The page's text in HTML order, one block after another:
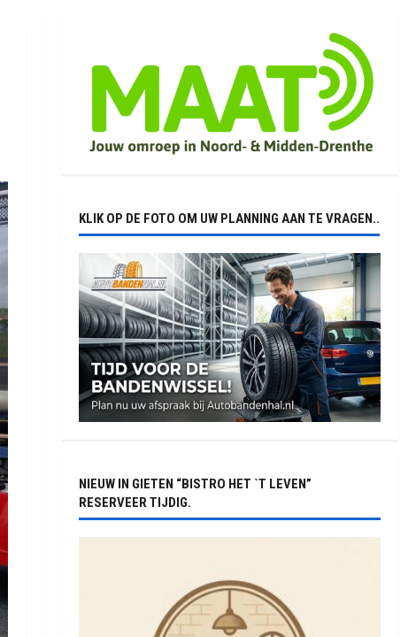
KLIK OP DE FOTO OM UW PLANNING AAN TE VRAGEN..
NIEUW IN GIETEN “BISTRO HET `T LEVEN”
RESERVEER TIJDIG.